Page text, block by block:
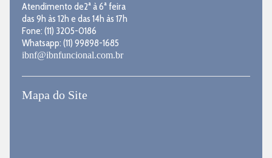
Atendimento de2ª à 6ª feira
das 9h às 12h e das 14h às 17h
Fone: (11) 3205-0186
Whatsapp: (11) 99898-1685
ibnf@ibnfuncional.com.br
Mapa do Site